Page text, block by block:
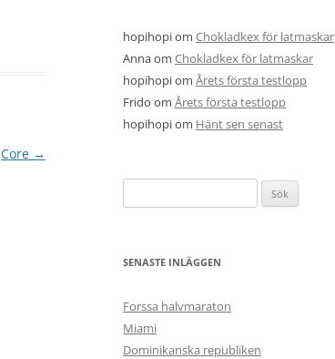
Core →
hopihopiom Chokladkex för latmaskar
Annaom Chokladkex för latmaskar
hopihopiom Årets första testlopp
Frido om Årets första testlopp
hopihopiom Hänt sen senast
efter:
SENASTE INLÄGGEN
Forssa halvmaraton
Miami
Dominikanska republiken